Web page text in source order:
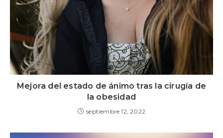
Mejora del estado de ánimo tras la cirugía de
la obesidad
septiembre 12, 2022